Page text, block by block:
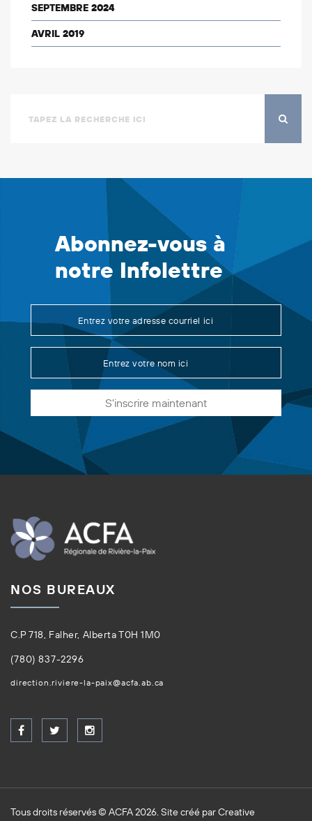
SEPTEMBRE 2024
AVRIL 2019
Abonnez-vous à
notre Infolettre
S'inscrire maintenant
NOS BUREAUX
C.P 718, Falher, Alberta T0H 1M0
(780) 837-2296
direction.riviere-la-paix@acfa.ab.ca
Tous droits réservés © ACFA 2026. Site créé parCreative